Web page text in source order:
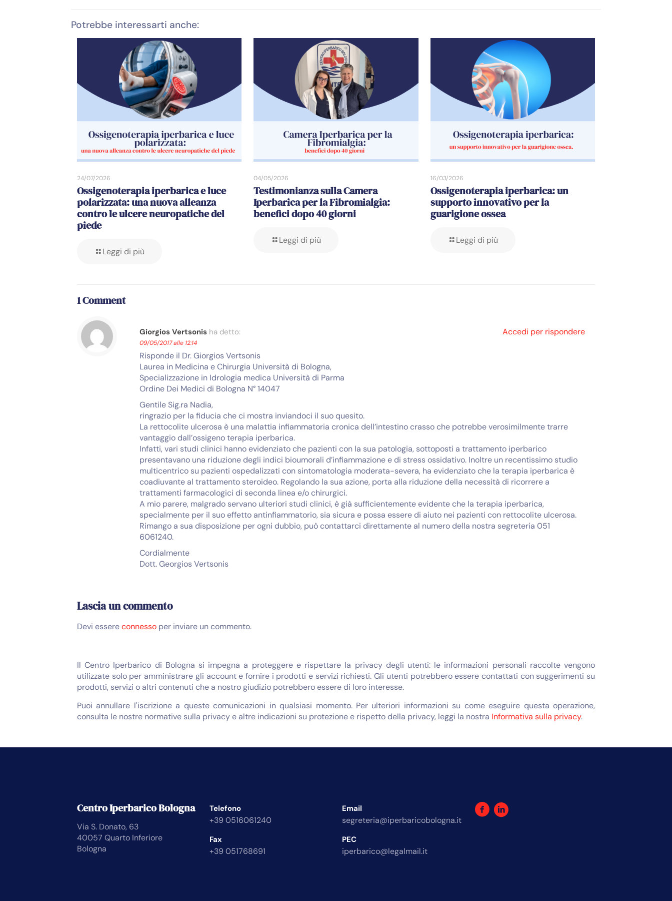
Potrebbe interessarti anche:
24/07/2026
Ossigenoterapia iperbarica e luce
polarizzata: una nuova alleanza
contro le ulcere neuropatiche del
piede
Leggi di più
04/05/2026
Testimonianza sulla Camera
Iperbarica per la Fibromialgia:
benefici dopo 40 giorni
Leggi di più
16/03/2026
Ossigenoterapia iperbarica: un
supporto innovativo per la
guarigione ossea
Leggi di più
1 Comment
Giorgios Vertsonis ha detto:
09/05/2017 alle 12:14
Risponde il Dr. Giorgios Vertsonis
Laurea in Medicina e Chirurgia Università di Bologna,
Specializzazione in Idrologia medica Università di Parma
Ordine Dei Medici di Bologna N° 14047
Gentile Sig.ra Nadia,
ringrazio per la fiducia che ci mostra inviandoci il suo quesito.
La rettocolite ulcerosa è una malattia infiammatoria cronica dell’intestino crasso che potrebbe verosimilmente trarre
vantaggio dall’ossigeno terapia iperbarica.
Infatti, vari studi clinici hanno evidenziato che pazienti con la sua patologia, sottoposti a trattamento iperbarico
presentavano una riduzione degli indici bioumorali d’infiammazione e di stress ossidativo. Inoltre un recentissimo studio
multicentrico su pazienti ospedalizzati con sintomatologia moderata-severa, ha evidenziato che la terapia iperbarica è
coadiuvante al trattamento steroideo. Regolando la sua azione, porta alla riduzione della necessità di ricorrere a
trattamenti farmacologici di seconda linea e/o chirurgici.
A mio parere, malgrado servano ulteriori studi clinici, è già sufficientemente evidente che la terapia iperbarica,
specialmente per il suo effetto antinfiammatorio, sia sicura e possa essere di aiuto nei pazienti con rettocolite ulcerosa.
Rimango a sua disposizione per ogni dubbio, può contattarci direttamente al numero della nostra segreteria 051
6061240.
Cordialmente
Dott. Georgios Vertsonis
Accedi per rispondere
Lascia un commento
Devi essereconnesso per inviare un commento.
Il Centro Iperbarico di Bologna si impegna a proteggere e rispettare la privacy degli utenti: le informazioni personali raccolte vengono
utilizzate solo per amministrare gli account e fornire i prodotti e servizi richiesti. Gli utenti potrebbero essere contattati con suggerimenti su
prodotti, servizi o altri contenuti che a nostro giudizio potrebbero essere di loro interesse.
Puoi annullare l'iscrizione a queste comunicazioni in qualsiasi momento. Per ulteriori informazioni su come eseguire questa operazione,
consulta le nostre normative sulla privacy e altre indicazioni su protezione e rispetto della privacy, leggi la nostra Informativa sulla privacy.
Centro Iperbarico Bologna
Via S. Donato, 63
40057 Quarto Inferiore
Bologna
Telefono
+39 0516061240
Fax
+39 051768691
Email
segreteria@iperbaricobologna.it
PEC
iperbarico@legalmail.it